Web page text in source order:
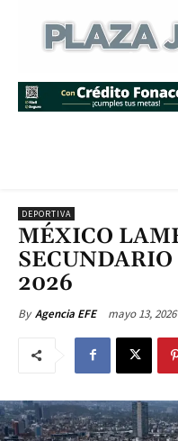
DEPORTIVA
MÉXICO
2026
By Agencia EFE mayo 13, 2026